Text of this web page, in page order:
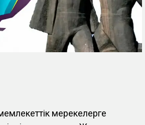
мерекелерге